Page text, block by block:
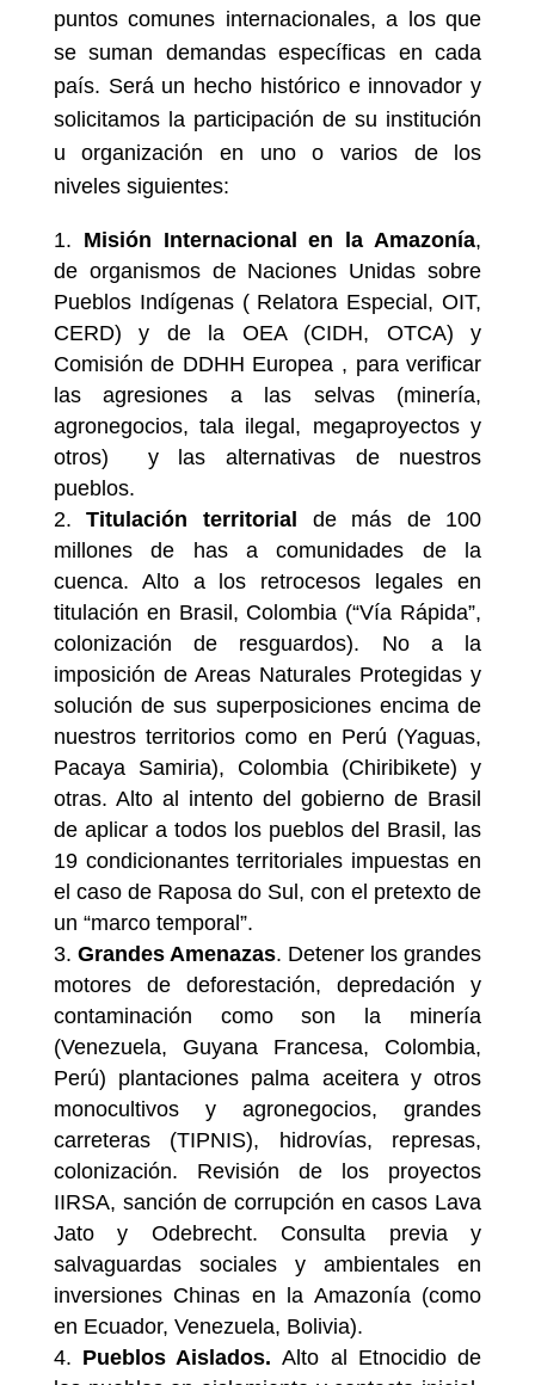
puntos comunes internacionales, a los que
se suman demandas específicas en cada
país. Será un hecho histórico e innovador y
solicitamos la participación de su institución
u organización en uno o varios de los
niveles siguientes:
Misión Internacional en la Amazonía,
de organismos de Naciones Unidas sobre
Pueblos Indígenas ( Relatora Especial, OIT,
CERD) y de la OEA (CIDH, OTCA) y
Comisión de DDHH Europea , para verificar
las agresiones a las selvas (minería,
agronegocios, tala ilegal, megaproyectos y
otros) y las alternativas de nuestros
pueblos.
Titulación territorial
de más de 100
millones de has a comunidades de la
cuenca. Alto a los retrocesos legales en
titulación en Brasil, Colombia (“Vía Rápida”,
colonización de resguardos). No a la
imposición de Areas Naturales Protegidas y
solución de sus superposiciones encima de
nuestros territorios como en Perú (Yaguas,
Pacaya Samiria), Colombia (Chiribikete) y
otras. Alto al intento del gobierno de Brasil
de aplicar a todos los pueblos del Brasil, las
19 condicionantes territoriales impuestas en
el caso de Raposa do Sul, con el pretexto de
un “marco temporal”.
Grandes Amenazas. Detener los grandes
motores de deforestación, depredación y
contaminación como son la minería
(Venezuela, Guyana Francesa, Colombia,
Perú) plantaciones palma aceitera y otros
monocultivos y agronegocios, grandes
carreteras (TIPNIS), hidrovías, represas,
colonización. Revisión de los proyectos
IIRSA, sanción de corrupción en casos Lava
Jato y Odebrecht. Consulta previa y
salvaguardas sociales y ambientales en
inversiones Chinas en la Amazonía (como
en Ecuador, Venezuela, Bolivia).
Pueblos Aislados. Alto al Etnocidio de